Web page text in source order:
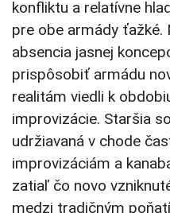
konfliktu a relatívne
pre obe armády ťažké.
absencia jasnej
prispôsobiť armádu
realitám viedli k
improvizácie. Staršia
udržiavaná v chode
improvizáciám a
zatiaľ čo novo
medzi tradičným